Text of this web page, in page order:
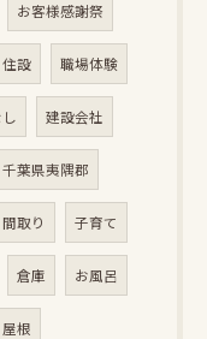
お客様感謝祭
住設 職場体験
建設会社
千葉県夷隅郡
間取り 子育て
倉庫 お風呂
屋根